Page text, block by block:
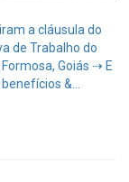
a cláusula do
de Trabalho do
Goiás ⇢ E
&...